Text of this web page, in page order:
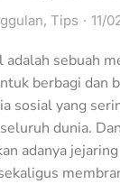
, Tips 11/
adalah sebuah
berbagi dan
sosial yang
dunia.
adanya